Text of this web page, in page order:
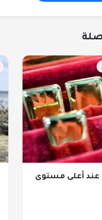
صلة
عند أعلى مستوى